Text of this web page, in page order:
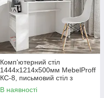
Комп'ютерний стіл
1444х1214х500мм MebelProff
КС-8, письмовий стіл з
полицями, стіл-стелаж
В наявності